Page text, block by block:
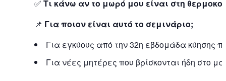
✅ Τι κάνω αν το μωρό μου είναι στη
📌 Για ποιον είναι αυτό το σεμινάριο;
Για εγκύους από την 32η εβδομάδα κύησης
Για νέες μητέρες που βρίσκονται ήδη στο